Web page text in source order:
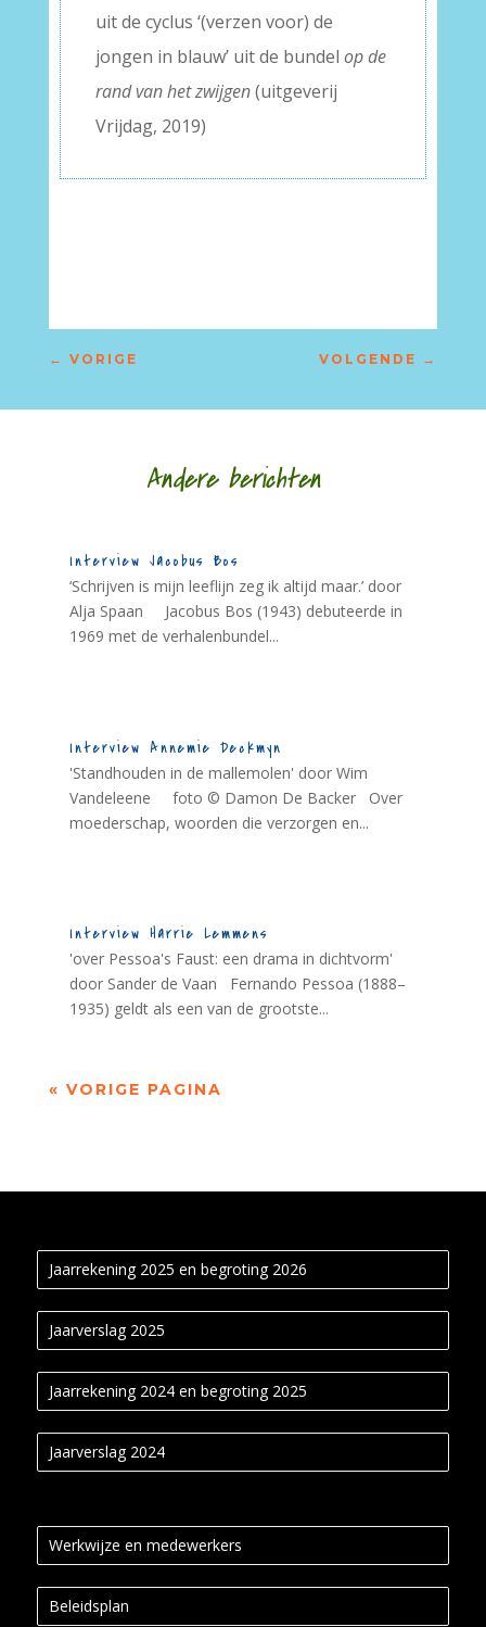
uit de cyclus ‘(verzen voor) de
jongen in blauw’ uit de bundel op de
rand van het zwijgen(uitgeverij
Vrijdag, 2019)
← VORIGE VOLGENDE →
Andere berichten
Interview Jacobus Bos
‘Schrijven is mijn leeflijn zeg ik altijd maar.’ door
Alja Spaan Jacobus Bos (1943) debuteerde in
1969 met de verhalenbundel...
Interview Annemie Deckmyn
'Standhouden in de mallemolen' door Wim
Vandeleene foto © Damon De Backer Over
moederschap, woorden die verzorgen en...
Interview Harrie Lemmens
'over Pessoa's Faust: een drama in dichtvorm'
door Sander de Vaan Fernando Pessoa (1888–
1935) geldt als een van de grootste...
« VORIGE PAGINA
Jaarrekening 2025 en begroting 2026
Jaarverslag 2025
Jaarrekening 2024 en begroting 2025
Jaarverslag 2024
Werkwijze en medewerkers
Beleidsplan